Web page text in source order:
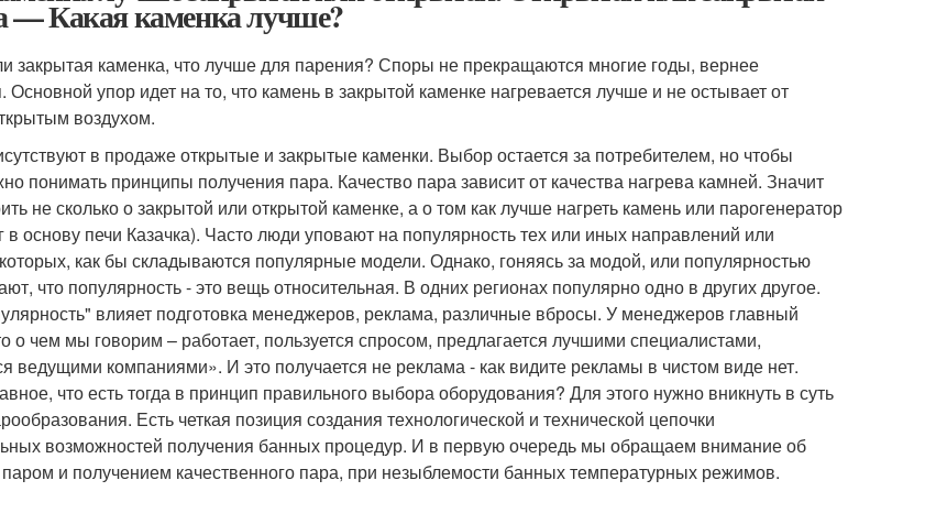
— Какая каменка лучше?
закрытая каменка, что лучше для парения? Споры не прекращаются многие годы, вернее
Основной упор идет на то, что камень в закрытой каменке нагревается лучше и не остывает от
воздухом.
в продаже открытые и закрытые каменки. Выбор остается за потребителем, но чтобы
понимать принципы получения пара. Качество пара зависит от качества нагрева камней. Значит
не сколько о закрытой или открытой каменке, а о том как лучше нагреть камень или парогенератор
в основу печи Казачка). Часто люди уповают на популярность тех или иных направлений или
как бы складываются популярные модели. Однако, гоняясь за модой, или популярностью
что популярность - это вещь относительная. В одних регионах популярно одно в других другое.
влияет подготовка менеджеров, реклама, различные вбросы. У менеджеров главный
о чем мы говорим – работает, пользуется спросом, предлагается лучшими специалистами,
ведущими компаниями». И это получается не реклама - как видите рекламы в чистом виде нет.
что есть тогда в принцип правильного выбора оборудования? Для этого нужно вникнуть в суть
Есть четкая позиция создания технологической и технической цепочки
возможностей получения банных процедур. И в первую очередь мы обращаем внимание об
и получением качественного пара, при незыблемости банных температурных режимов.